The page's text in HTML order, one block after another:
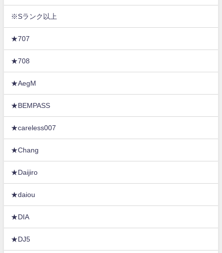
※Sランク以上
★707
★708
★AegM
★BEMPASS
★careless007
★Chang
★Daijiro
★daiou
★DIA
★DJ5